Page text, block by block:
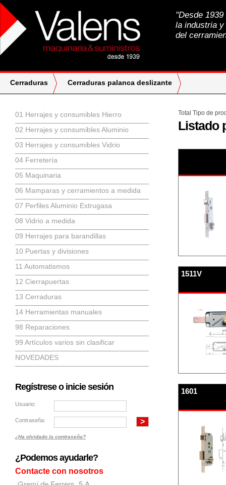
"Desde
la industria
del
Cerraduras Cerraduras palanca deslizante
01 Herrajes y consumibles Hierro
02 Herrajes y consumibles Aluminio
03 Herrajes y consumibles Vidrio
04 Ferretería
05 Maquinaria
06 Mamparas y cerramientos a medida
07 Perfiles Aluminio Extrugasa
08 Vidrio a medida
09 Herrajes para barandillas
10 Puertas y divisiones
11 Automatismos
12 Cierrapuertas
13 Cerraduras
14 Herramientas manuales
98 Reparaciones
99 Artículos varios sin clasificar
NOVEDADES
Regístrese o inicie sesión
Usuario:
Contraseña:
¿Ha olvidado la contraseña?
¿Podemos ayudarle?
Contacte con nosotros
Total Tipo de
Listado
1511V
1601